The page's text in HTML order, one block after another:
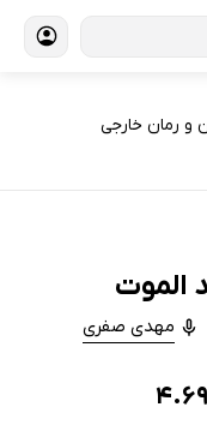
و رمان خارجی
الموت
مهدی صفری
۴.۶۹